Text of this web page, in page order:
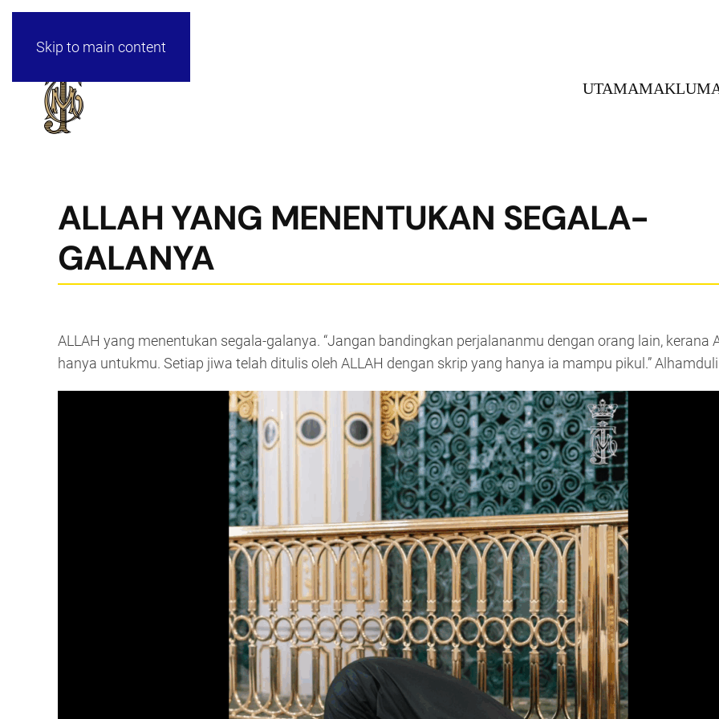
Skip to main content
UTAMA
ALLAH YANG MENENTUKAN SEGALA-
GALANYA
ALLAH yang menentukan segala-galanya. “Jangan bandingkan perjalananmu dengan orang lain, kerana
hanya untukmu. Setiap jiwa telah ditulis oleh ALLAH dengan skrip yang hanya ia mampu pikul.”